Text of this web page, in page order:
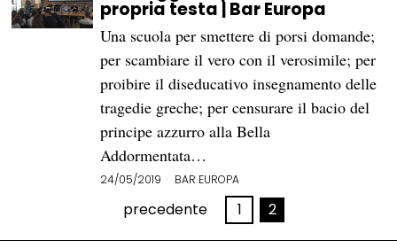
propria testa | Bar Europa
Una scuola per smettere di porsi domande;
per scambiare il vero con il verosimile; per
proibire il diseducativo insegnamento delle
tragedie greche; per censurare il bacio del
principe azzurro alla Bella
Addormentata…
24/05/2019 BAR EUROPA
precedente 1 2